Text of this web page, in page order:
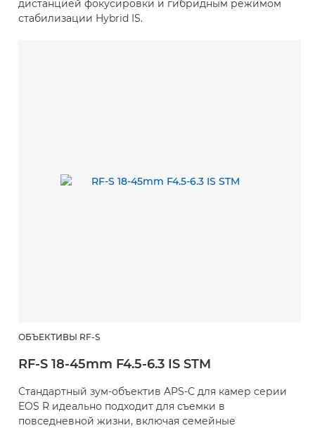
дистанцией фокусировки и гибридным режимом
стабилизации Hybrid IS.
ОБЪЕКТИВЫ RF-S
RF-S 18-45mm F4.5-6.3 IS STM
Стандартный зум-объектив APS-C для камер серии
EOS R идеально подходит для съемки в
повседневной жизни, включая семейные